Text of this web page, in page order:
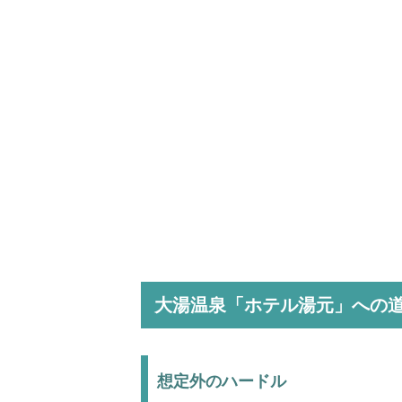
大湯温泉「ホテル湯元」への
想定外のハードル